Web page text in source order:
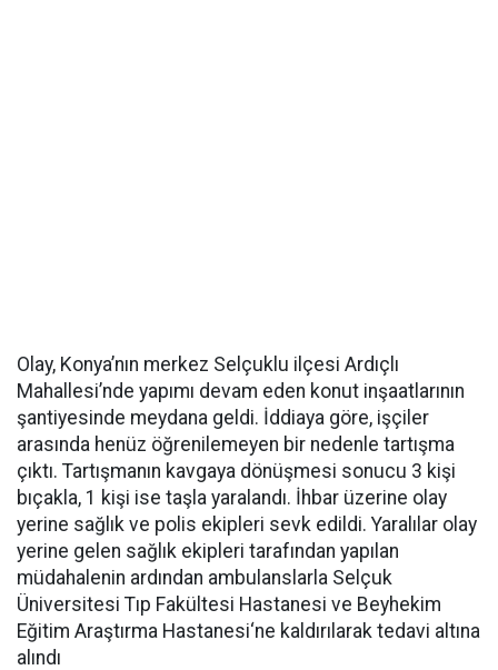
Olay, Konya’nın merkez Selçuklu ilçesi Ardıçlı
Mahallesi’nde yapımı devam eden konut inşaatlarının
şantiyesinde meydana geldi. İddiaya göre, işçiler
arasında henüz öğrenilemeyen bir nedenle tartışma
çıktı. Tartışmanın kavgaya dönüşmesi sonucu 3 kişi
bıçakla, 1 kişi ise taşla yaralandı. İhbar üzerine olay
yerine sağlık ve polis ekipleri sevk edildi. Yaralılar olay
yerine gelen sağlık ekipleri tarafından yapılan
müdahalenin ardından ambulanslarla Selçuk
Üniversitesi Tıp Fakültesi Hastanesi ve Beyhekim
Eğitim Araştırma Hastanesi‘ne kaldırılarak tedavi altına
alındı